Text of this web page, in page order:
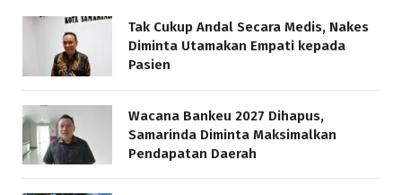
Tak Cukup Andal Secara Medis, Nakes
Diminta Utamakan Empati kepada
Pasien
Wacana Bankeu 2027 Dihapus,
Samarinda Diminta Maksimalkan
Pendapatan Daerah